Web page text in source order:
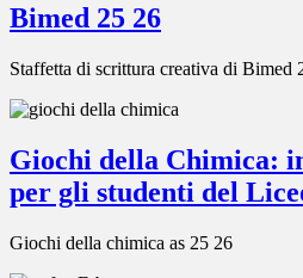
Bimed 25 26
Staffetta di scrittura creativa di Bimed
Giochi della Chimica:
per gli studenti del
Giochi della chimica as 25 26